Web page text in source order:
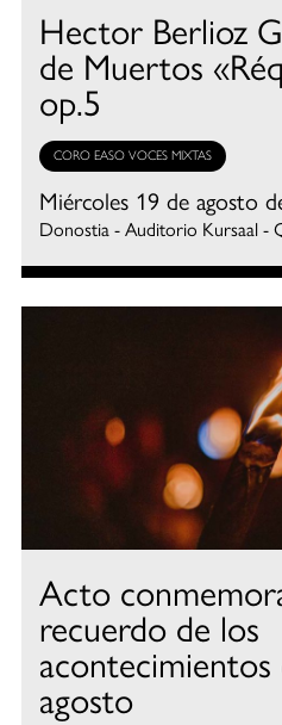
Hector Berlioz
de Muertos
op.5
CORO EASO VOCES MIXTAS
Miércoles 19 de agosto
Donostia - Auditorio Kursaal -
Acto
recuerdo de los
agosto